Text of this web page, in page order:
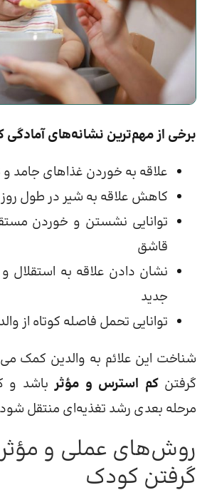
برخی از مهم‌ترین نشانه‌های آمادگی
علاقه به خوردن غذاهای جامد
کاهش علاقه به شیر در طول
توانایی نشستن و خوردن
قاشق
نشان دادن علاقه به استقلال
جدید
توانایی تحمل فاصله کوتاه از
شناخت این علائم به والدین کمک
گرفتنکم استرس و مؤثر باشد و
مرحله بعدی رشد تغذیه‌ای منتقل
روش‌های عملی و مؤثر
گرفتن کودک